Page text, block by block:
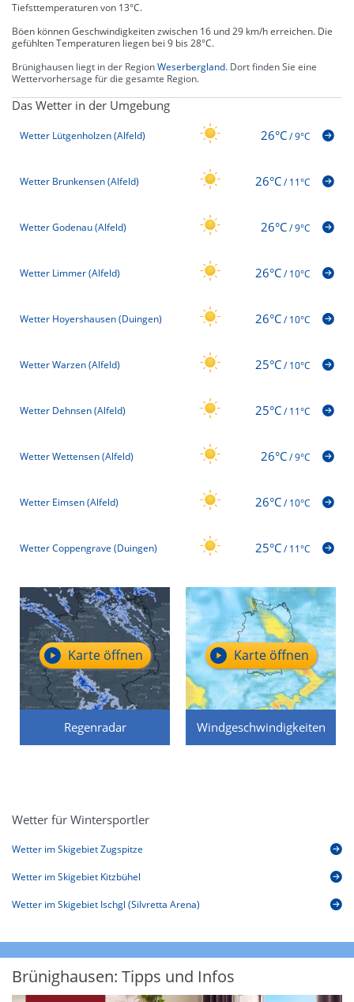
Tiefsttemperaturen von 13°C.
Böen können Geschwindigkeiten zwischen 16 und 29 km/h erreichen. Die
gefühlten Temperaturen liegen bei 9 bis 28°C.
Brünighausen liegt in der RegionWeserbergland. Dort finden Sie eine
Wettervorhersage für die gesamte Region.
Das Wetter in der Umgebung
Wetter Lütgenholzen (Alfeld) 26°C/9°C
Wetter Brunkensen (Alfeld) 26°C/11°C
Wetter Godenau (Alfeld) 26°C/9°C
Wetter Limmer (Alfeld) 26°C/10°C
Wetter Hoyershausen (Duingen) 26°C/10°C
Wetter Warzen (Alfeld) 25°C/10°C
Wetter Dehnsen (Alfeld) 25°C/11°C
Wetter Wettensen (Alfeld) 26°C/9°C
Wetter Eimsen (Alfeld) 26°C/10°C
Wetter Coppengrave (Duingen) 25°C/11°C
Regenradar
Karte öffnen
Windgeschwindigkeiten
Karte öffnen
Wetter für Wintersportler
Wetter im Skigebiet Zugspitze
Wetter im Skigebiet Kitzbühel
Wetter im Skigebiet Ischgl (Silvretta Arena)
Brünighausen: Tipps und Infos